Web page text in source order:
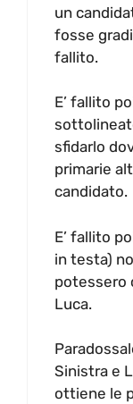
un
fosse
fallito.
E’ fallito
sfidarlo
primarie
candidato.
E’ fallito
in testa)
potessero
Luca.
Sinistra e
ottiene le